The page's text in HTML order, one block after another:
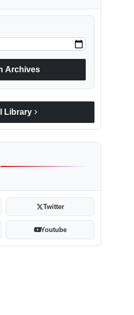
Archives
Library chevron_right
Twitter
Youtube